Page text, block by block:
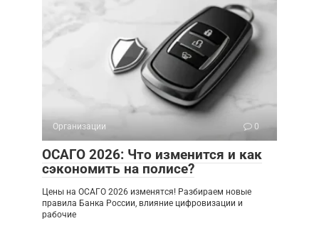
Организации 0
ОСАГО 2026: Что изменится и как
сэкономить на полисе?
Цены на ОСАГО 2026 изменятся! Разбираем новые
правила Банка России, влияние цифровизации и
рабочие